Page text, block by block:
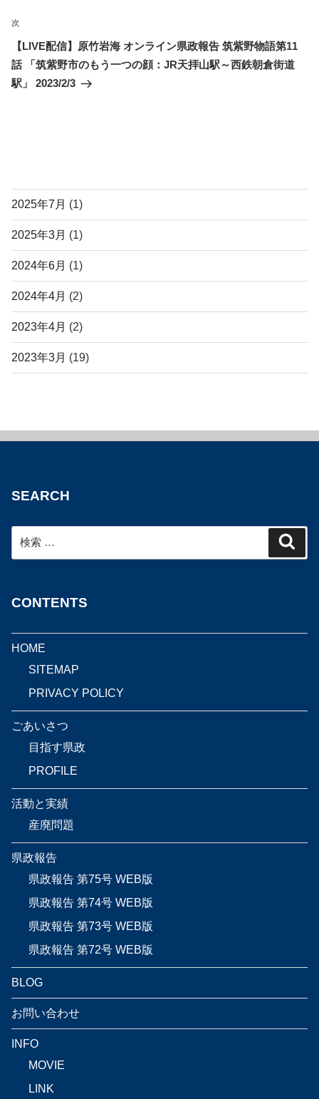
ー
シ
ョ
ン
次
の
投
稿
次
【LIVE配信】原竹岩海 オンライン県政報告 筑紫野物語第11
話 「筑紫野市のもう一つの顔：JR天拝山駅～西鉄朝倉街道
駅」 2023/2/3
2025年7月 (1)
2025年3月 (1)
2024年6月 (1)
2024年4月 (2)
2023年4月 (2)
2023年3月 (19)
SEARCH
検
CONTENTS
HOME
SITEMAP
PRIVACY POLICY
ごあいさつ
目指す県政
PROFILE
活動と実績
産廃問題
県政報告
県政報告 第75号 WEB版
県政報告 第74号 WEB版
県政報告 第73号 WEB版
県政報告 第72号 WEB版
BLOG
お問い合わせ
INFO
MOVIE
LINK